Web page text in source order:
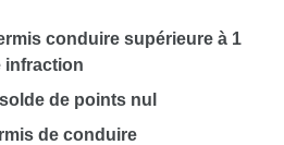
conduire supérieure à 1
infraction
de points nul
de conduire